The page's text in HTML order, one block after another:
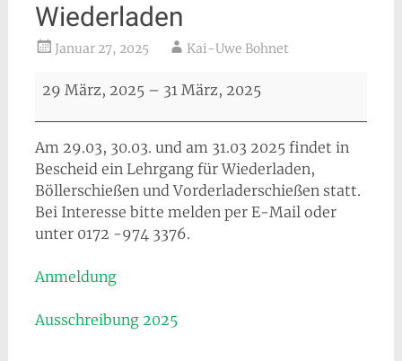
Wiederladen
Januar 27, 2025 Kai-Uwe Bohnet
Lehrgang
für
Böllerschies-
sen,
Vorderlader-
schießen,
Wiederladen
29 März, 2025 – 31 März, 2025
Am 29.03, 30.03. und am 31.03 2025 findet in
Bescheid ein Lehrgang für Wiederladen,
Böllerschießen und Vorderladerschießen statt.
Bei Interesse bitte melden per E-Mail oder
unter 0172 -974 3376.
Anmeldung
Ausschreibung 2025